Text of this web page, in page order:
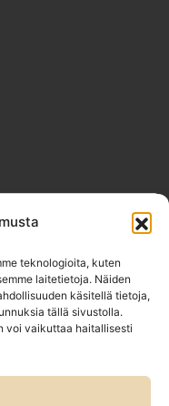
teknologioita, kuten
laitetietoja. Näiden
käsitellä tietoja,
tällä sivustolla.
voi vaikuttaa haitallisesti